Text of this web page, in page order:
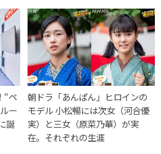
“ペ
ー
誕
朝ドラ「あんぱん」ヒロインの
モデル 小松暢には次女（河合優
実）と三女（原菜乃華）が実
在。それぞれの生涯